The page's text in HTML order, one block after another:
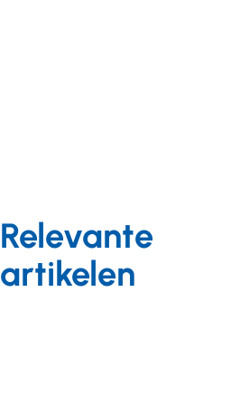
Relevante
artikelen